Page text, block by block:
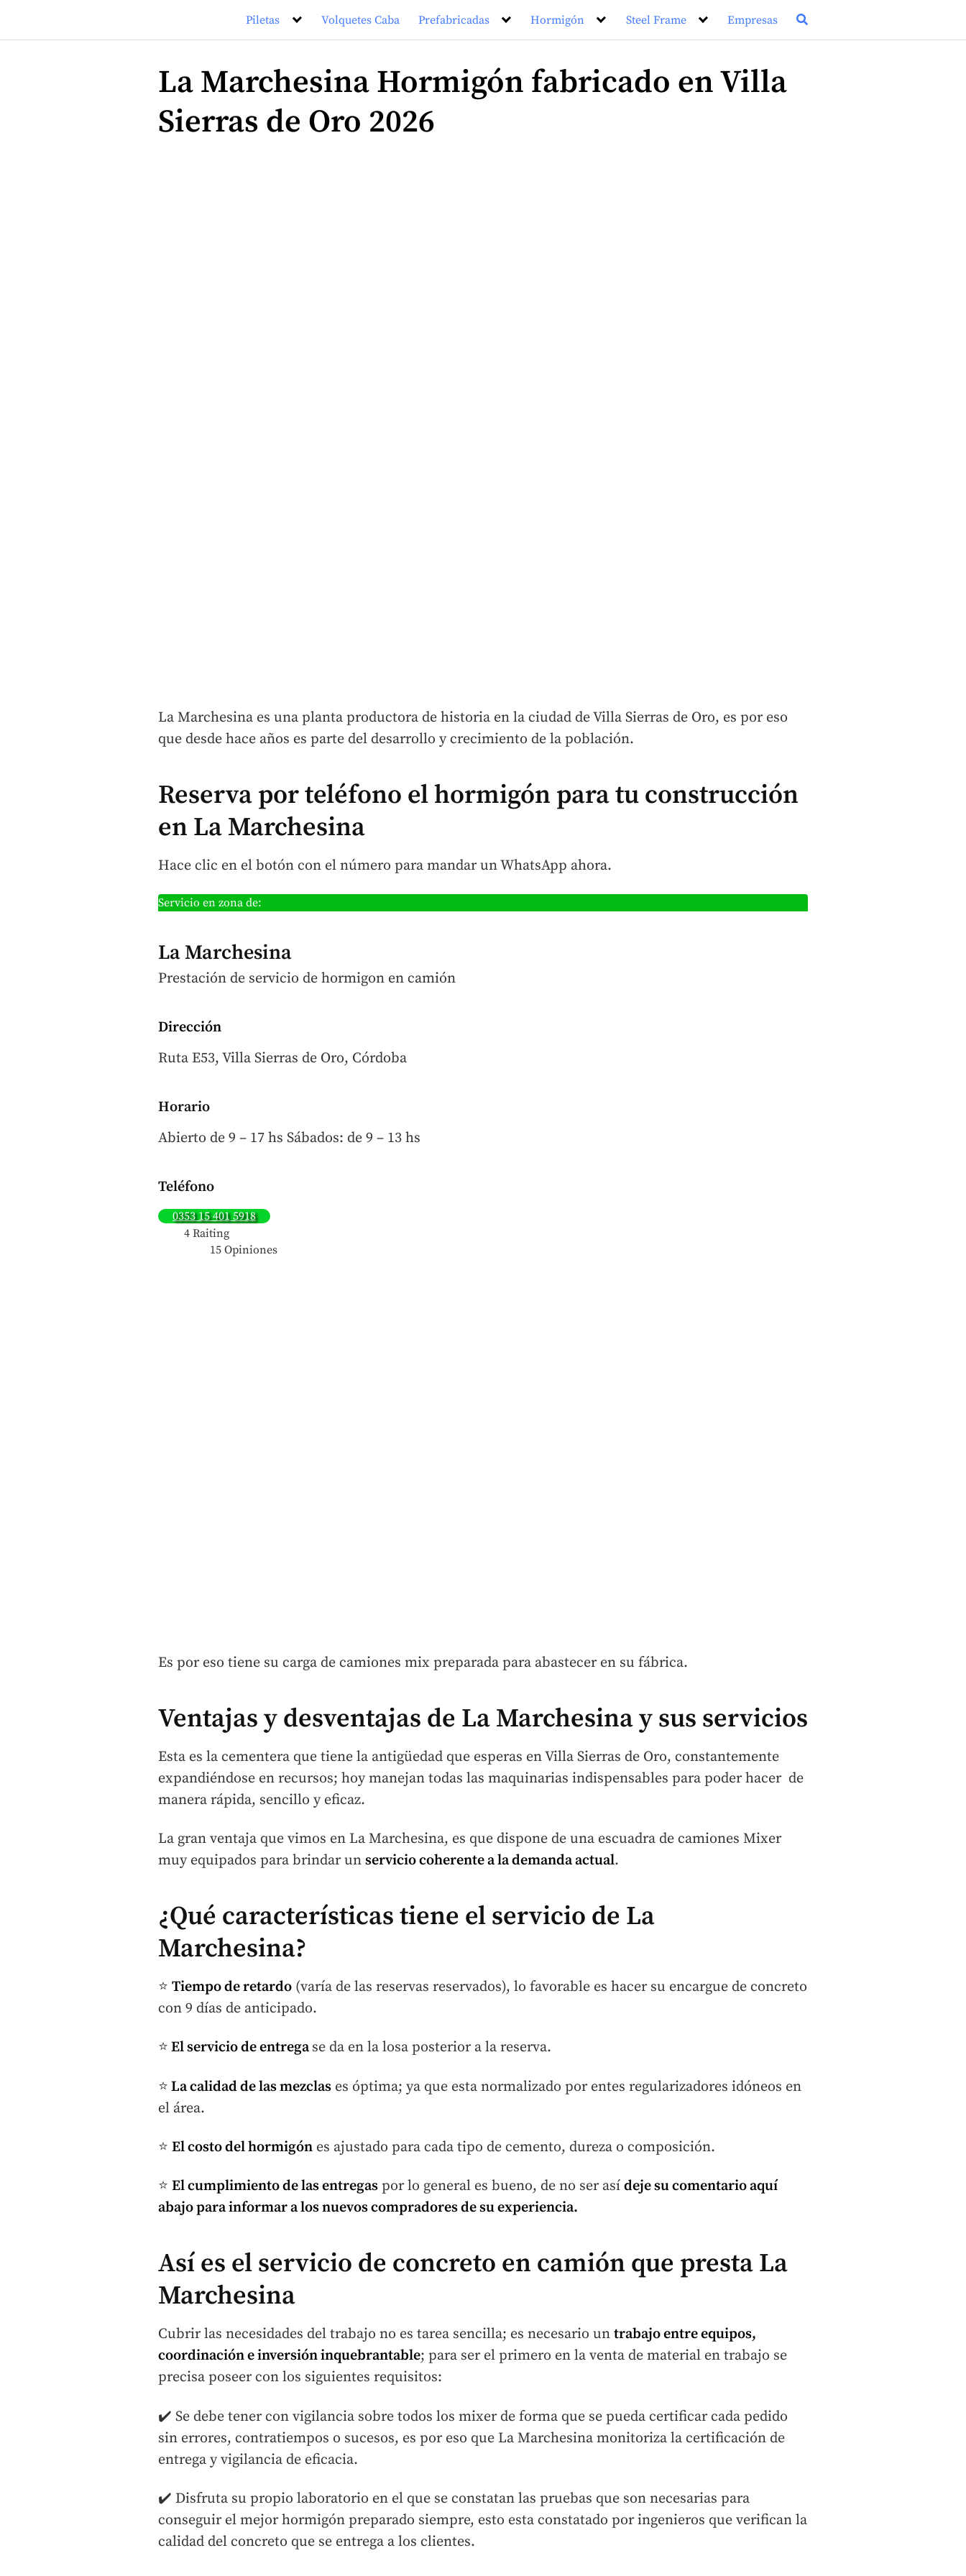
contenido
Piletas Volquetes Caba Prefabricadas Hormigón Steel Frame Empresas
La Marchesina Hormigón fabricado en Villa
Sierras de Oro 2026
La Marchesina es una planta productora de historia en la ciudad de Villa Sierras de Oro, es por eso
que desde hace años es parte del desarrollo y crecimiento de la población.
Reserva por teléfono el hormigón para tu construcción
en La Marchesina
Hace clic en el botón con el número para mandar un WhatsApp ahora.
Servicio en zona de:
La Marchesina
Prestación de servicio de hormigon en camión
Dirección
Ruta E53, Villa Sierras de Oro, Córdoba
Horario
Abierto de 9 – 17 hs Sábados: de 9 – 13 hs
Teléfono
0353 15 401 5918
4 Raiting
15 Opiniones
Es por eso tiene su carga de camiones mix preparada para abastecer en su fábrica.
Ventajas y desventajas de La Marchesina y sus servicios
Esta es la cementera que tiene la antigüedad que esperas en Villa Sierras de Oro, constantemente
expandiéndose en recursos; hoy manejan todas las maquinarias indispensables para poder hacer de
manera rápida, sencillo y eficaz.
La gran ventaja que vimos en La Marchesina, es que dispone de una escuadra de camiones Mixer
muy equipados para brindar un servicio coherente a la demanda actual.
¿Qué características tiene el servicio de La
Marchesina?
⭐ Tiempo de retardo (varía de las reservas reservados), lo favorable es hacer su encargue de concreto
con 9 días de anticipado.
⭐ El servicio de entrega se da en la losa posterior a la reserva.
⭐ La calidad de las mezclas es óptima; ya que esta normalizado por entes regularizadores idóneos en
el área.
⭐ El costo del hormigón es ajustado para cada tipo de cemento, dureza o composición.
⭐ El cumplimiento de las entregas por lo general es bueno, de no ser así deje su comentario aquí
abajo para informar a los nuevos compradores de su experiencia.
Así es el servicio de concreto en camión que presta La
Marchesina
Cubrir las necesidades del trabajo no es tarea sencilla; es necesario un trabajo entre equipos,
coordinación e inversión inquebrantable; para ser el primero en la venta de material en trabajo se
precisa poseer con los siguientes requisitos:
✔️ Se debe tener con vigilancia sobre todos los mixer de forma que se pueda certificar cada pedido
sin errores, contratiempos o sucesos, es por eso que La Marchesina monitoriza la certificación de
entrega y vigilancia de eficacia.
✔️ Disfruta su propio laboratorio en el que se constatan las pruebas que son necesarias para
conseguir el mejor hormigón preparado siempre, esto esta constatado por ingenieros que verifican la
calidad del concreto que se entrega a los clientes.